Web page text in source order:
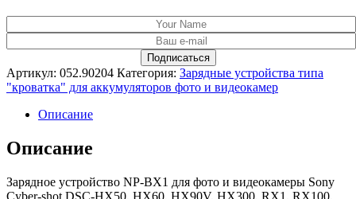
Артикул: 052.90204 Категория: Зарядные устройства типа
"кроватка" для аккумуляторов фото и видеокамер
Описание
Описание
Зарядное устройство NP-BX1 для фото и видеокамеры Sony